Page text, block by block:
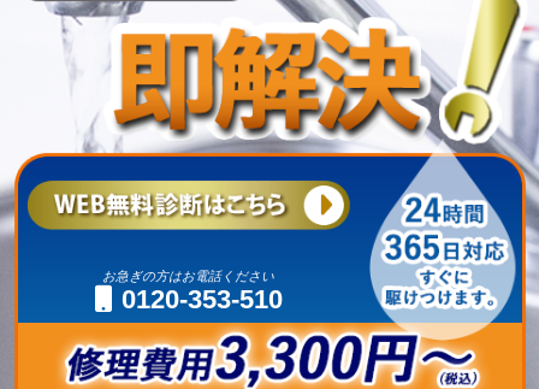
お急ぎの方はお電話ください
0120-353-510